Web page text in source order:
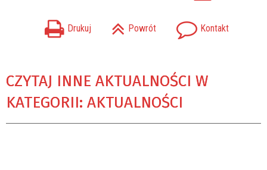
Drukuj Powrót Kontakt
CZYTAJ INNE AKTUALNOŚCI W
KATEGORII: AKTUALNOŚCI